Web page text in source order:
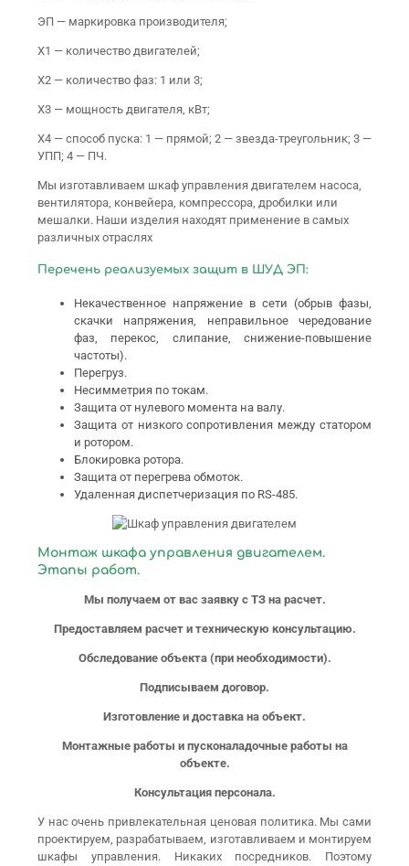
ЭП — маркировка производителя;
X1 — количество двигателей;
X2 — количество фаз: 1 или 3;
Х3 — мощность двигателя, кВт;
Х4 — способ пуска: 1 — прямой; 2 — звезда-треугольник; 3 —
УПП; 4 — ПЧ.
Мы изготавливаем шкаф управления двигателем насоса,
вентилятора, конвейера, компрессора, дробилки или
мешалки. Наши изделия находят применение в самых
различных отраслях
Перечень реализуемых защит в ШУД ЭП:
Некачественное напряжение в сети (обрыв фазы,
скачки напряжения, неправильное чередование
фаз, перекос, слипание, снижение-повышение
частоты).
Перегруз.
Несимметрия по токам.
Защита от нулевого момента на валу.
Защита от низкого сопротивления между статором
и ротором.
Блокировка ротора.
Защита от перегрева обмоток.
Удаленная диспетчеризация по RS-485.
Монтаж шкафа управления двигателем.
Этапы работ.
Мы получаем от вас заявку с ТЗ на расчет.
Предоставляем расчет и техническую консультацию.
Обследование объекта (при необходимости).
Подписываем договор.
Изготовление и доставка на объект.
Монтажные работы и пусконаладочные работы на
объекте.
Консультация персонала.
У нас очень привлекательная ценовая политика. Мы сами
проектируем, разрабатываем, изготавливаем и монтируем
шкафы управления. Никаких посредников. Поэтому